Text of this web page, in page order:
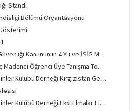
Standı
Bölümü Oryantasyonu
İş Sağlığı ve Güvenliği Kanununun 4 Yılı ve İSİG Mücadelesi
İstanbul Genç Madenci Öğrenci Üye Tanışma Toplantısı
Türkiye Gezginler Kulübü Derneği Kırgızistan Gecesi
Türkiye Gezginler Kulübü Derneği Ekşi Elmalar Film Gösterimi